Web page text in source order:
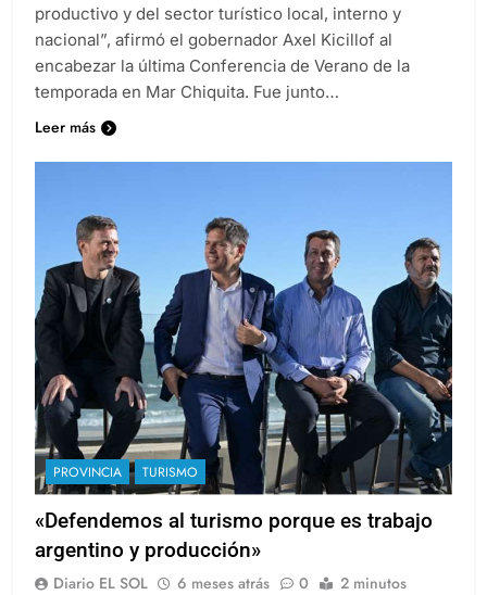
productivo y del sector turístico local, interno y
nacional”, afirmó el gobernador Axel Kicillof al
encabezar la última Conferencia de Verano de la
temporada en Mar Chiquita. Fue junto…
Leer más
PROVINCIA TURISMO
«Defendemos al turismo porque es trabajo
argentino y producción»
Diario EL SOL 6 meses atrás 0 2 minutos